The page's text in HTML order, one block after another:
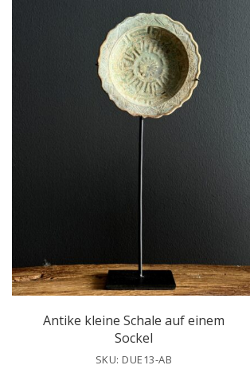
Antike kleine Schale auf einem
Sockel
SKU: DUE13-AB